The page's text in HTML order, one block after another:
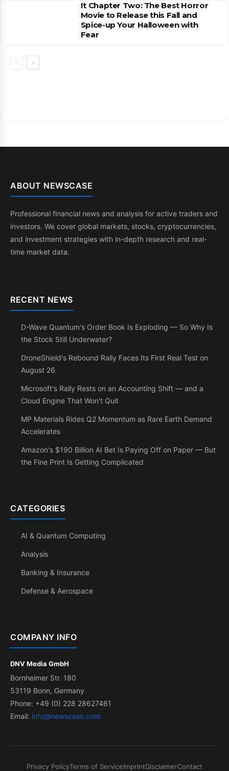
It Chapter Two: The Best Horror
Movie to Release this Fall and
Spice-up Your Halloween with
Fear
ABOUT NEWSCASE
Professional financial news and analysis for active traders and
investors. We cover global markets, stocks, cryptocurrencies,
and investment strategies with in-depth research and real-
time market data.
RECENT NEWS
D-Wave Quantum's Order Book Is Exploding — So Why Is
the Stock Still Underwater?
DroneShield's Rebound Rally Faces Its First Real Test on
August 26
Microsoft's Rally Rests on an Accounting Shift — and a
Cloud Engine That Won't Quit
MP Materials Rides Q2 Momentum as Rare Earth Demand
Accelerates
Amazon's $190 Billion AI Bet Is Paying Off on Paper — But
the Fine Print Is Getting Complicated
CATEGORIES
AI & Quantum Computing
Analysis
Banking & Insurance
Defense & Aerospace
COMPANY INFO
DNV Media GmbH
Bornheimer Str. 180
53119 Bonn, Germany
Phone: +49 (0) 228 28627461
Email: info@newscase.com
Privacy PolicyTerms of ServiceImprintDisclaimerContact